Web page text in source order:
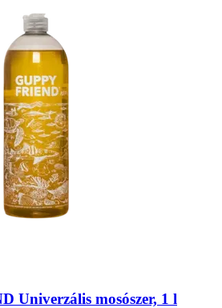
Univerzális mosószer, 1 l